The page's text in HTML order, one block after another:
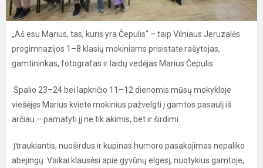
„Aš esu Marius, tas, kuris yra Čepulis“ – taip Vilniaus Jeruzalės
progimnazijos 1–8 klasių mokiniams prisistatė rašytojas,
gamtininkas, fotografas ir laidų vedėjas Marius Čepulis.
Spalio 23–24 bei lapkričio 11–12 dienomis mūsų mokykloje
viešėjęs Marius kvietė mokinius pažvelgti į gamtos pasaulį iš
arčiau – pamatyti jį ne tik akimis, bet ir širdimi.
Įtraukiantis, nuoširdus ir kupinas humoro pasakojimas nepaliko
abejingų. Vaikai klausėsi apie gyvūnų elgesį, nuotykius gamtoje,